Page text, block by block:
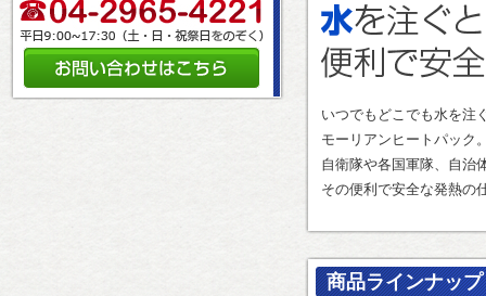
いつでもどこでも水を注
モーリアンヒートパック
自衛隊や各国軍隊、自治
その便利で安全な発熱の
商品ラインナップ